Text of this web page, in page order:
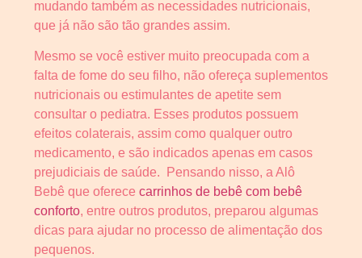
mudando também as necessidades nutricionais,
que já não são tão grandes assim.
Mesmo se você estiver muito preocupada com a
falta de fome do seu filho, não ofereça suplementos
nutricionais ou estimulantes de apetite sem
consultar o pediatra. Esses produtos possuem
efeitos colaterais, assim como qualquer outro
medicamento, e são indicados apenas em casos
prejudiciais de saúde. Pensando nisso, a Alô
Bebê que oferece carrinhos de bebê com bebê
conforto, entre outros produtos, preparou algumas
dicas para ajudar no processo de alimentação dos
pequenos.